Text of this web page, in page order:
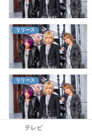
リリース
リリース
リリース
テレビ